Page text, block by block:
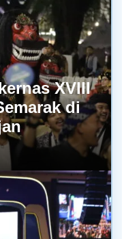
XVIII
di